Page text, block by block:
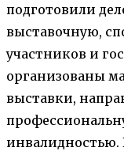
подготовили
выставочную,
участников и
организованы
выставки,
инвалидностью.